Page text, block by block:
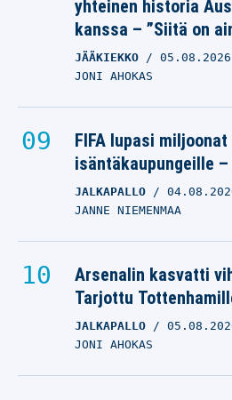
yhteinen historia
kanssa – ”Siitä on
JÄÄKIEKKO 05.08.2026
JONI AHOKAS
FIFA lupasi
isäntäkaupungeille
JALKAPALLO
JANNE NIEMENMAA
Arsenalin kasvatti
Tarjottu
JALKAPALLO
JONI AHOKAS